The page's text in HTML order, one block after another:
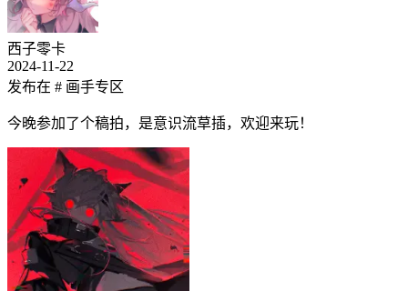
西子零卡
2024-11-22
发布在 # 画手专区
今晚参加了个稿拍，是意识流草插，欢迎来玩！